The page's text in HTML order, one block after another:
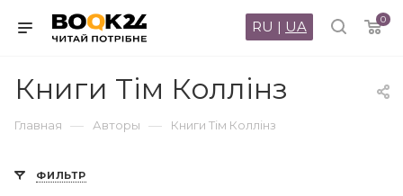
0
RU | UA
Книги Тім Коллінз
Главная — Авторы — Книги Тім Коллінз
ФИЛЬТР